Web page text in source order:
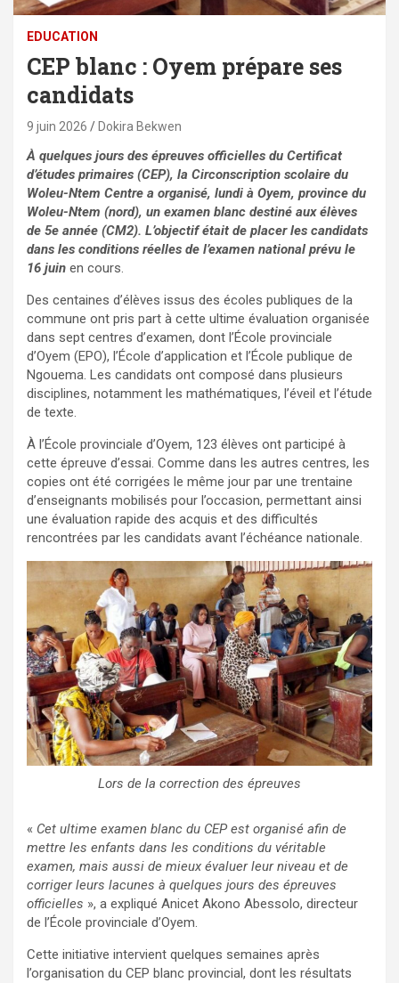
EDUCATION
CEP blanc : Oyem prépare ses
candidats
9 juin 2026 Dokira Bekwen
À quelques jours des épreuves officielles du Certificat
d’études primaires (CEP), la Circonscription scolaire du
Woleu-Ntem Centre a organisé, lundi à Oyem, province du
Woleu-Ntem (nord), un examen blanc destiné aux élèves
de 5e année (CM2). L’objectif était de placer les candidats
dans les conditions réelles de l’examen national prévu le
16 juin en cours.
Des centaines d’élèves issus des écoles publiques de la
commune ont pris part à cette ultime évaluation organisée
dans sept centres d’examen, dont l’École provinciale
d’Oyem (EPO), l’École d’application et l’École publique de
Ngouema. Les candidats ont composé dans plusieurs
disciplines, notamment les mathématiques, l’éveil et l’étude
de texte.
À l’École provinciale d’Oyem, 123 élèves ont participé à
cette épreuve d’essai. Comme dans les autres centres, les
copies ont été corrigées le même jour par une trentaine
d’enseignants mobilisés pour l’occasion, permettant ainsi
une évaluation rapide des acquis et des difficultés
rencontrées par les candidats avant l’échéance nationale.
Lors de la correction des épreuves
« Cet ultime examen blanc du CEP est organisé afin de
mettre les enfants dans les conditions du véritable
examen, mais aussi de mieux évaluer leur niveau et de
corriger leurs lacunes à quelques jours des épreuves
officielles », a expliqué Anicet Akono Abessolo, directeur
de l’École provinciale d’Oyem.
Cette initiative intervient quelques semaines après
l’organisation du CEP blanc provincial, dont les résultats